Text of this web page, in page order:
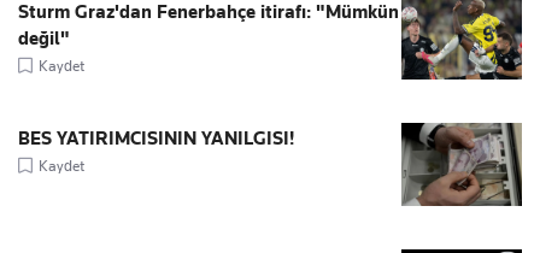
Sturm Graz'dan Fenerbahçe itirafı: "Mümkün
değil"
Kaydet
BES YATIRIMCISININ YANILGISI!
Kaydet